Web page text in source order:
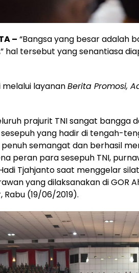
– “Bangsa yang besar adalah
hal tersebut yang senantiasa
melalui layananBerita Promosi,
prajurit TNI sangat bangga
yang hadir di tengah-
semangat dan berhasil
peran para sesepuh TNI,
Tjahjanto saat menggelar
yang dilaksanakan di GOR
(19/06/2019).